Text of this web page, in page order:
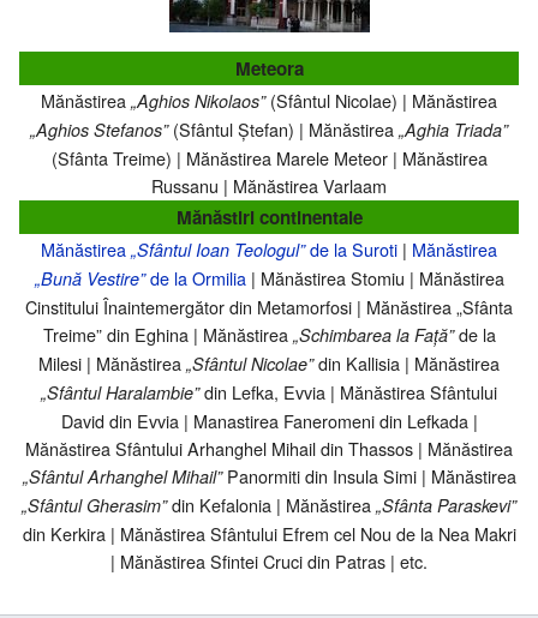
Meteora
Mănăstirea „Aghios Nikolaos”(Sfântul Nicolae) | Mănăstirea
„Aghios Stefanos”(Sfântul Ștefan) | Mănăstirea „Aghia Triada”
(Sfânta Treime) | Mănăstirea Marele Meteor | Mănăstirea
Russanu | Mănăstirea Varlaam
Mănăstiri continentale
Mănăstirea „Sfântul Ioan Teologul”de la Suroti | Mănăstirea
„Bună Vestire”de la Ormilia| Mănăstirea Stomiu | Mănăstirea
Cinstitului Înaintemergător din Metamorfosi | Mănăstirea „Sfânta
Treime” din Eghina | Mănăstirea „Schimbarea la Față”de la
Milesi | Mănăstirea „Sfântul Nicolae”din Kallisia | Mănăstirea
„Sfântul Haralambie”din Lefka, Evvia | Mănăstirea Sfântului
David din Evvia | Manastirea Faneromeni din Lefkada |
Mănăstirea Sfântului Arhanghel Mihail din Thassos | Mănăstirea
„Sfântul Arhanghel Mihail”Panormiti din Insula Simi | Mănăstirea
„Sfântul Gherasim”din Kefalonia | Mănăstirea „Sfânta Paraskevi”
din Kerkira | Mănăstirea Sfântului Efrem cel Nou de la Nea Makri
| Mănăstirea Sfintei Cruci din Patras | etc.